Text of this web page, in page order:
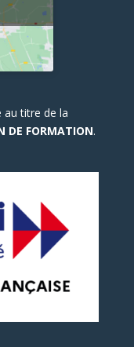
au titre de la
DE FORMATION.